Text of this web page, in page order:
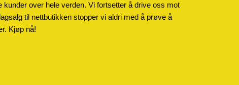
kunder over hele verden. Vi fortsetter å drive oss mot
til nettbutikken stopper vi aldri med å prøve å
Kjøp nå!